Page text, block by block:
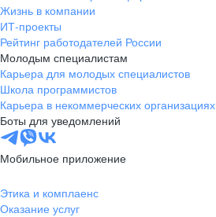
Жизнь в компании
ИТ-проекты
Рейтинг работодателей России
Молодым специалистам
Карьера для молодых специалистов
Школа программистов
Карьера в некоммерческих организациях
Боты для уведомлений
Мобильное приложение
Этика и комплаенс
Оказание услуг